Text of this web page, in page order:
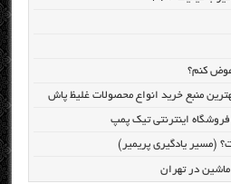
کنم؟
منبع خرید انواع محصولات غلیظ پاش
اینترنتی تیک پمپ
(مسیر یادگیری پریمیر)
ماشین در تهران